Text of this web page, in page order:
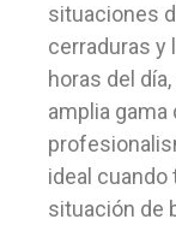
situaciones
cerraduras y
horas del
amplia
ideal
situación de